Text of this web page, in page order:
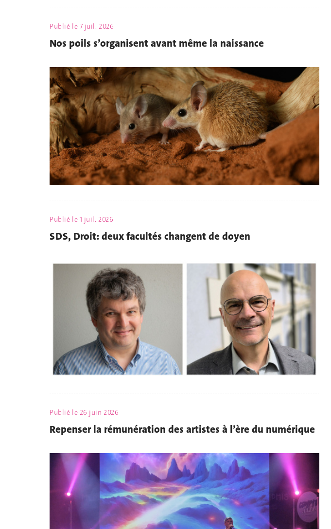
Publié le 7 juil. 2026
Nos poils s’organisent avant même la naissance
Publié le 1 juil. 2026
SDS, Droit: deux facultés changent de doyen
Publié le 26 juin 2026
Repenser la rémunération des artistes à l’ère du numérique